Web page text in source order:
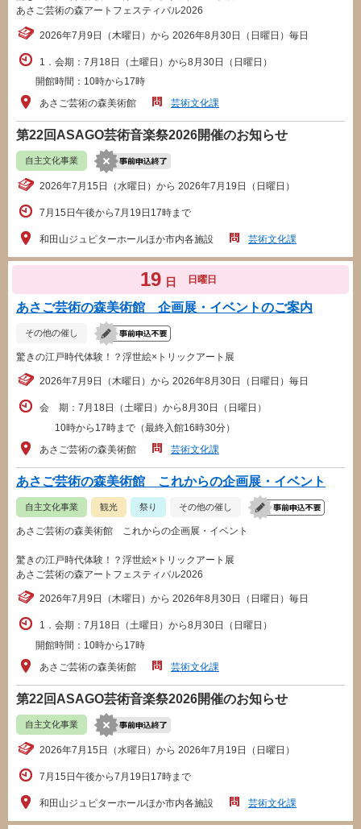
あさご芸術の森アートフェスティバル2026
2026年7月9日（木曜日）から 2026年8月30日（日曜日）毎日
1．会期：7月18日（土曜日）から8月30日（日曜日）
開館時間：10時から17時
あさご芸術の森美術館
芸術文化課
第22回ASAGO芸術音楽祭2026開催のお知らせ
自主文化事業
2026年7月15日（水曜日）から 2026年7月19日（日曜日）
7月15日午後から7月19日17時まで
和田山ジュピターホールほか市内各施設 芸術文化課
19 日 日曜日
あさご芸術の森美術館 企画展・イベントのご案内
その他の催し
驚きの江戸時代体験！？浮世絵×トリックアート展
2026年7月9日（木曜日）から 2026年8月30日（日曜日）毎日
会 期：7月18日（土曜日）から8月30日（日曜日）
10時から17時まで（最終入館16時30分）
あさご芸術の森美術館
芸術文化課
あさご芸術の森美術館 これからの企画展・イベント
自主文化事業 観光 祭り その他の催し
あさご芸術の森美術館 これからの企画展・イベント
驚きの江戸時代体験！？浮世絵×トリックアート展
あさご芸術の森アートフェスティバル2026
2026年7月9日（木曜日）から 2026年8月30日（日曜日）毎日
1．会期：7月18日（土曜日）から8月30日（日曜日）
開館時間：10時から17時
あさご芸術の森美術館
芸術文化課
第22回ASAGO芸術音楽祭2026開催のお知らせ
自主文化事業
2026年7月15日（水曜日）から 2026年7月19日（日曜日）
7月15日午後から7月19日17時まで
和田山ジュピターホールほか市内各施設 芸術文化課